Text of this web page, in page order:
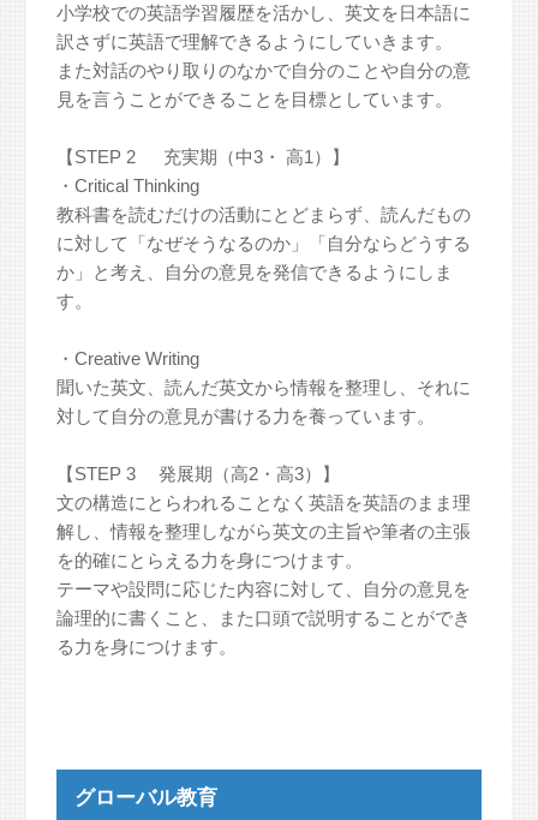
小学校での英語学習履歴を活かし、英文を日本語に
訳さずに英語で理解できるようにしていきます。
また対話のやり取りのなかで自分のことや自分の意
見を言うことができることを目標としています。
【STEP 2 充実期（中3・ 高1）】
・Critical Thinking
教科書を読むだけの活動にとどまらず、読んだもの
に対して「なぜそうなるのか」「自分ならどうする
か」と考え、自分の意見を発信できるようにしま
す。
・Creative Writing
聞いた英文、読んだ英文から情報を整理し、それに
対して自分の意見が書ける力を養っています。
【STEP 3 発展期（高2・高3）】
文の構造にとらわれることなく英語を英語のまま理
解し、情報を整理しながら英文の主旨や筆者の主張
を的確にとらえる力を身につけます。
テーマや設問に応じた内容に対して、自分の意見を
論理的に書くこと、また口頭で説明することができ
る力を身につけます。
グローバル教育